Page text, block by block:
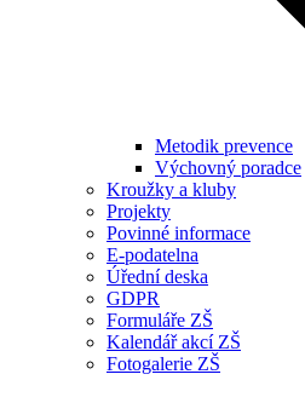
Metodik prevence
Výchovný poradce
Kroužky a kluby
Projekty
Povinné informace
E-podatelna
Úřední deska
GDPR
Formuláře ZŠ
Kalendář akcí ZŠ
Fotogalerie ZŠ